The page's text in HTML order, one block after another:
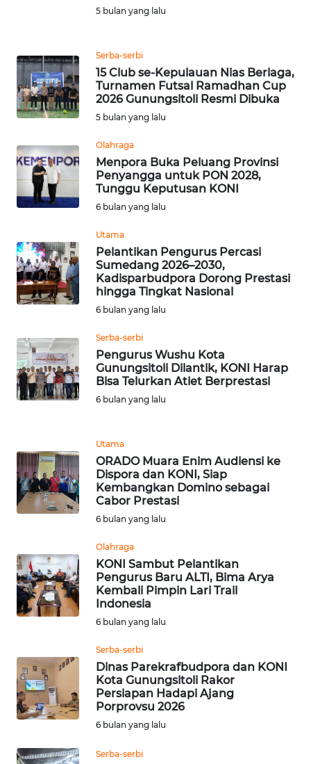
5 bulan yang lalu
Serba-serbi
15 Club se-Kepulauan Nias Berlaga,
Turnamen Futsal Ramadhan Cup
2026 Gunungsitoli Resmi Dibuka
5 bulan yang lalu
Olahraga
Menpora Buka Peluang Provinsi
Penyangga untuk PON 2028,
Tunggu Keputusan KONI
6 bulan yang lalu
Utama
Pelantikan Pengurus Percasi
Sumedang 2026–2030,
Kadisparbudpora Dorong Prestasi
hingga Tingkat Nasional
6 bulan yang lalu
Serba-serbi
Pengurus Wushu Kota
Gunungsitoli Dilantik, KONI Harap
Bisa Telurkan Atlet Berprestasi
6 bulan yang lalu
Utama
ORADO Muara Enim Audiensi ke
Dispora dan KONI, Siap
Kembangkan Domino sebagai
Cabor Prestasi
6 bulan yang lalu
Olahraga
KONI Sambut Pelantikan
Pengurus Baru ALTI, Bima Arya
Kembali Pimpin Lari Trail
Indonesia
6 bulan yang lalu
Serba-serbi
Dinas Parekrafbudpora dan KONI
Kota Gunungsitoli Rakor
Persiapan Hadapi Ajang
Porprovsu 2026
6 bulan yang lalu
Serba-serbi
WN
NTB
SULTENG
WN
SULBAR
BABEL
WN
SUMBAR
WN
SUMSEL
WN
BENGKULU
LAMPUNG
WN
JATENG
NUSANTARA
WN
JOGJA
JATIM
WN
BALI
WN